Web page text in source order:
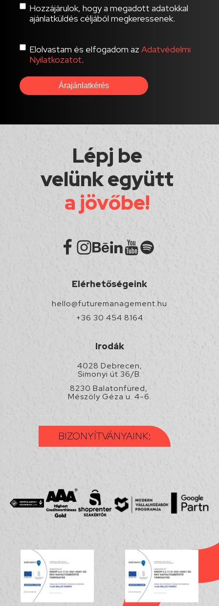
Consent
Hozzájárulok, hogy a megadott adatokkal
ajánlatküldés céljából megkeressenek.
Consent
Elolvastam és elfogadom azAdatvédelmi
Nyilatkozatot.
Lépj be
velünk együtt
a jövőbe!
Elérhetőségeink
hello@futuremanagement.hu
+36 30 454 8164
Irodák
4028 Debrecen,
Simonyi út 36/B.
8230 Balatonfüred,
Mészöly Géza u. 4-6.
BIZONYÍTVÁNYAINK: